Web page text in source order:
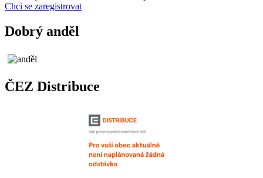
Chci se zaregistrovat
Dobrý anděl
ČEZ Distribuce